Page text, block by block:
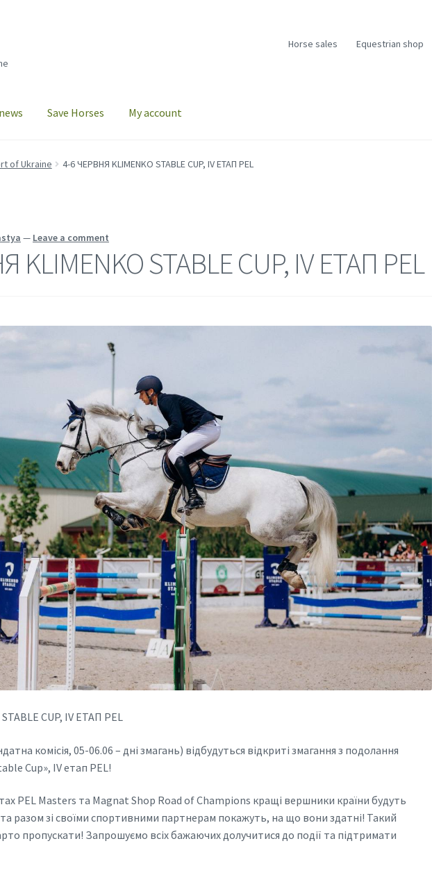
Horse sales Equestrian shop
Save Horses My account
of Ukraine 4-6 ЧЕРВНЯ KLIMENKO STABLE CUP, ІV ЕТАП PEL
— Leave a comment
STABLE CUP, ІV ЕТАП PEL
CUP, ІV ЕТАП PEL
комісія, 05-06.06 – дні змагань) відбудуться відкриті змагання з подолання
Cup», ІV етап PEL!
PEL Masters та Magnat Shop Road of Champions кращі вершники країни будуть
разом зі своїми спортивними партнерам покажуть, на що вони здатні! Такий
пропускати! Запрошуємо всіх бажаючих долучитися до події та підтримати